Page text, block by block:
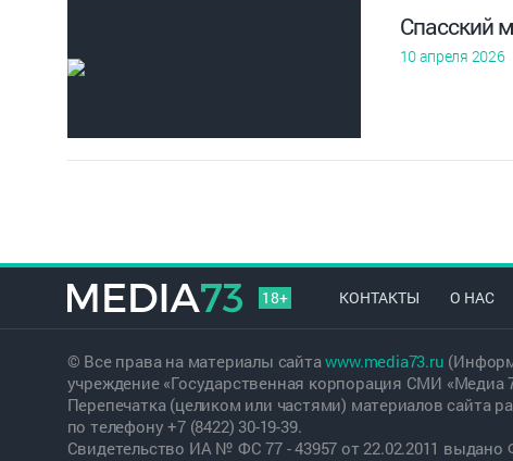
Спасский
10 апреля 2026
18+ КОНТАКТЫ О НАС
© Все права на материалы сайтаwww.media73.ru
учреждение «Государственная корпорация СМИ «Медиа
Перепечатка (целиком или частями) материалов сайта
по телефону +7 (8422) 30-19-39.
Свидетельство ИА № ФС 77 - 43957 от 22.02.2011